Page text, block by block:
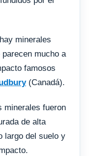
minerales
mucho a
famosos
(Canadá).
minerales fueron
de alta
largo del suelo y